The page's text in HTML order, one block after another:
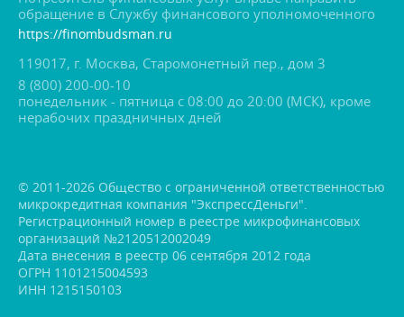
обращение в Службу финансового уполномоченного
https://finombudsman.ru
119017, г. Москва, Старомонетный пер., дом 3
8 (800) 200-00-10
понедельник - пятница с 08:00 до 20:00 (МСК), кроме
нерабочих праздничных дней
© 2011-2026 Общество с ограниченной ответственностью
микрокредитная компания "ЭкспрессДеньги".
Регистрационный номер в реестре микрофинансовых
организаций №2120512002049
Дата внесения в реестр 06 сентября 2012 года
ОГРН 1101215004593
ИНН 1215150103